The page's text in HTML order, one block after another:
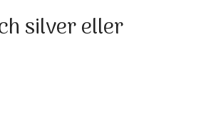
silver eller